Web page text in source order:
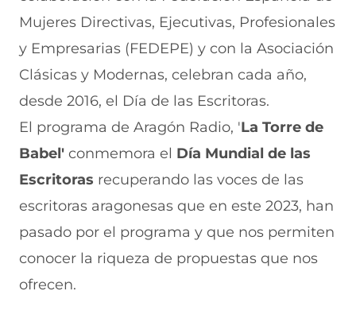
(
s
e
b
e
e
n
u
a
u
e
a
e
p
(
s
a
r
e
e
n
n
n
u
v
v
e
e
n
n
a
n
u
e
v
v
n
t
n
m
(
s
a
b
r
e
e
n
n
n
u
e
v
e
a
b
e
n
u
n
a
u
v
a
v
e
Mujeres Directivas, Ejecutivas, Profesionales
y Empresarias (FEDEPE) y con la Asociación
Clásicas y Modernas, celebran cada año,
desde 2016, el Día de las Escritoras.
El programa de Aragón Radio, 'La Torre de
Babel' conmemora el Día Mundial de las
Escritoras recuperando las voces de las
escritoras aragonesas que en este 2023, han
pasado por el programa y que nos permiten
conocer la riqueza de propuestas que nos
ofrecen.